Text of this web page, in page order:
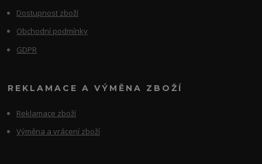
Dostupnost zboží
Obchodní podmínky
GDPR
REKLAMACE A VÝMĚNA ZBOŽÍ
Reklamace zboží
Výměna a vrácení zboží